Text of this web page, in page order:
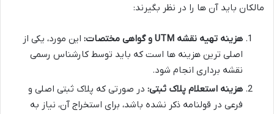
مالکان باید آن ها را در نظر بگیرند:
هزینه تهیه نقشه UTM و گواهی مختصات:
این مورد، یکی از
اصلی ترین هزینه ها است که باید توسط کارشناس رسمی
نقشه برداری انجام شود.
هزینه استعلام پلاک ثبتی: در صورتی که پلاک ثبتی اصلی و
فرعی در قولنامه ذکر نشده باشد، برای استخراج آن، نیاز به